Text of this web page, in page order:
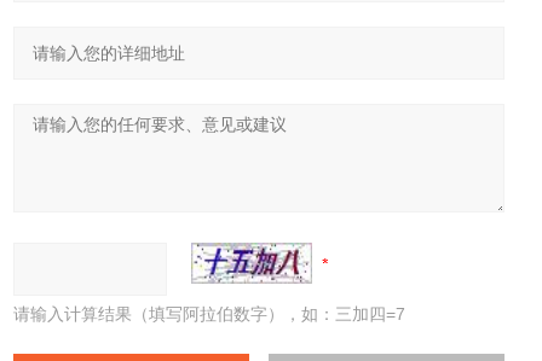
请输入计算结果（填写阿拉伯数字），如：三加四=7